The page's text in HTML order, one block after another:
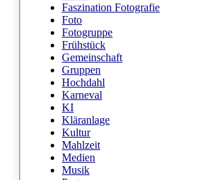
Faszination Fotografie
Foto
Fotogruppe
Frühstück
Gemeinschaft
Gruppen
Hochdahl
Karneval
KI
Kläranlage
Kultur
Mahlzeit
Medien
Musik